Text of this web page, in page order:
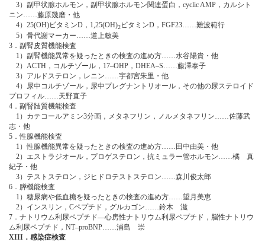
3）副甲状腺ホルモン，副甲状腺ホルモン関連蛋白，cyclic AMP，カルシト
ニン……藤原幾磨・他
4）25(OH)ビタミンD，1,25(OH)2ビタミンD，FGF23……難波範行
5）骨代謝マーカー……道上敏美
3．副腎皮質機能検査
1）副腎機能異常を疑ったときの検査の進め方……水谷陽貴・他
2）ACTH，コルチゾール，17‒OHP，DHEA‒S……藤澤泰子
3）アルドステロン，レニン……宇都宮朱里・他
4）尿中コルチゾール，尿中プレグナントリオール，その他の尿ステロイド
プロフィル……天野直子
4．副腎髄質機能検査
1）カテコールアミン3分画，メタネフリン，ノルメタネフリン……佐藤武
志・他
5．性腺機能検査
1）性腺機能異常を疑ったときの検査の進め方……田中由美・他
2）エストラジオール，プロゲステロン，抗ミュラー管ホルモン……橘 真
紀子・他
3）テストステロン，ジヒドロテストステロン……森川俊太郎
6．膵機能検査
1）糖尿病や低血糖を疑ったときの検査の進め方……望月美恵
2）インスリン，Cペプチド，グルカゴン……鈴木 滋
7．ナトリウム利尿ペプチド―心房性ナトリウム利尿ペプチド，脳性ナトリウ
ム利尿ペプチド，NT‒proBNP……浦島 崇
XIII．感染症検査